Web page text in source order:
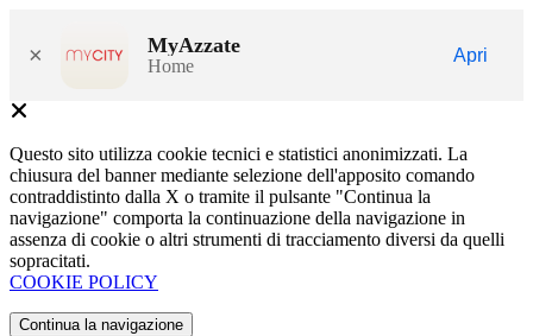
× MyAzzate
Home
Apri
Questo sito utilizza cookie tecnici e statistici anonimizzati. La
chiusura del banner mediante selezione dell'apposito comando
contraddistinto dalla X o tramite il pulsante "Continua la
navigazione" comporta la continuazione della navigazione in
assenza di cookie o altri strumenti di tracciamento diversi da quelli
sopracitati.
COOKIE POLICY
Continua la navigazione